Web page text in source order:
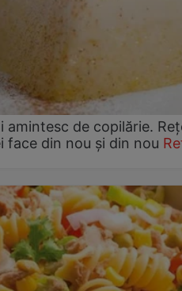
amintesc de copilărie.
face din nou și din nou